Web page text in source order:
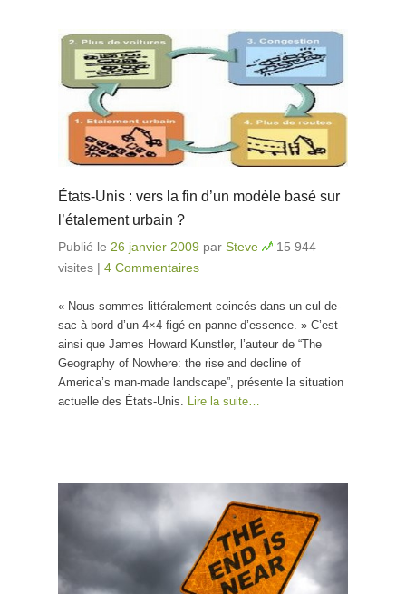
États-Unis : vers la fin d’un modèle basé sur
l’étalement urbain ?
Publié le 26 janvier 2009 par Steve
15 944
visites | 4 Commentaires
« Nous sommes littéralement coincés dans un cul-de-
sac à bord d’un 4×4 figé en panne d’essence. » C’est
ainsi que James Howard Kunstler, l’auteur de “The
Geography of Nowhere: the rise and decline of
America’s man-made landscape”, présente la situation
actuelle des États-Unis. Lire la suite…